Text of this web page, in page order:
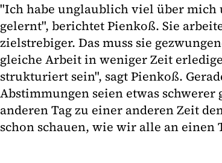
"Ich habe unglaublich viel über mich
gelernt", berichtet Pienkoß. Sie
zielstrebiger. Das muss sie
gleiche Arbeit in weniger Zeit
strukturiert sein", sagt Pienkoß.
Abstimmungen seien etwas
anderen Tag zu einer anderen Zeit
schon schauen, wie wir alle an einen